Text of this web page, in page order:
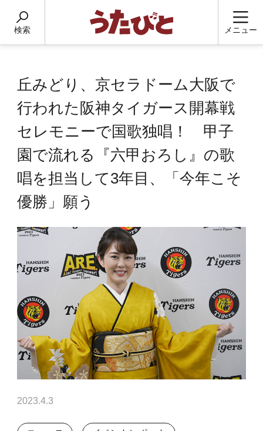
検索 メニュー
丘みどり、京セラドーム大阪で
行われた阪神タイガース開幕戦
セレモニーで国歌独唱！ 甲子
園で流れる『六甲おろし』の歌
唱を担当して3年目、「今年こそ
優勝」願う
2023.4.3